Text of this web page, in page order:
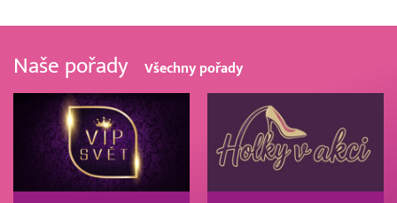
Naše pořady Všechny pořady